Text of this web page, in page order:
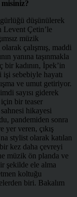
düşünülerek
Levent Çetin’le
müzik
çalışmış, maddi
yanına taşınmakla
bir kadının, İpek’in
sebebiyle hayatı
ve umut getiriyor.
sayısı giderek
bir teaser
hikayesi
pandemiden sonra
yer veren, çıkış
stylist olarak katılan
kez daha çevreyi
müzik ön planda ve
şekilde ele alma
koltuğu
biri. Bakalım